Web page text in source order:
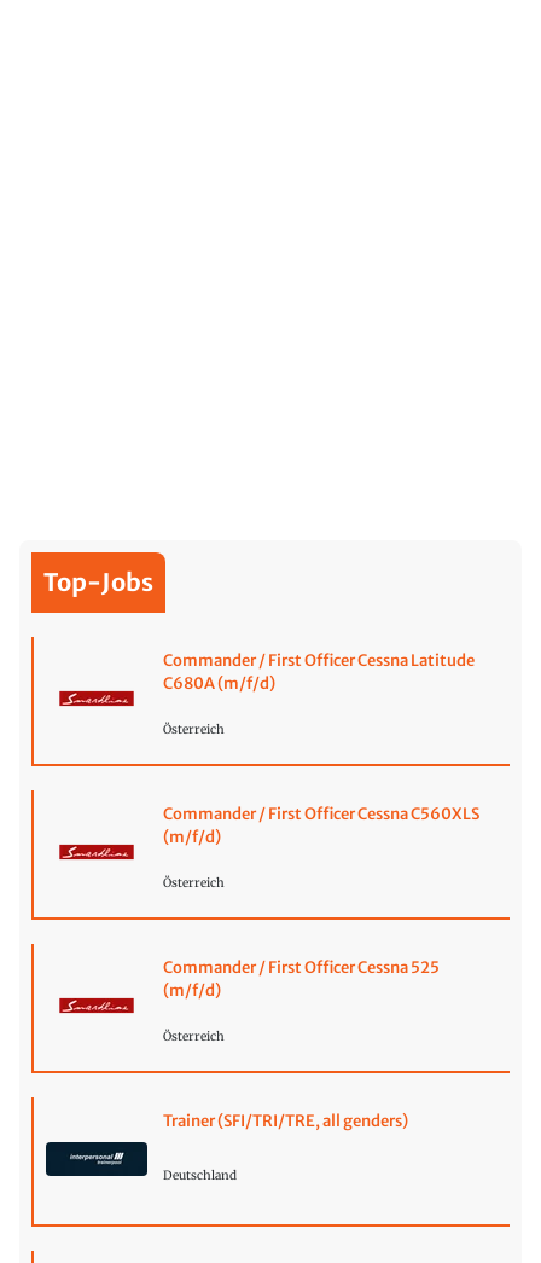
Top-Jobs
Commander / First Officer Cessna Latitude
C680A (m/f/d)
Österreich
Commander / First Officer Cessna C560XLS
(m/f/d)
Österreich
Commander / First Officer Cessna 525
(m/f/d)
Österreich
Trainer (SFI/TRI/TRE, all genders)
Deutschland